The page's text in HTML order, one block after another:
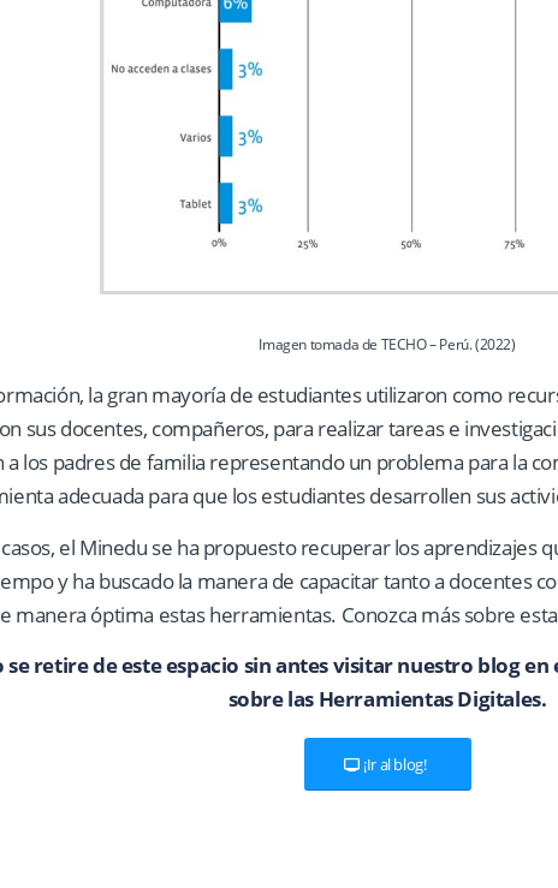
Imagen tomada de TECHO – Perú. (2022)
la gran mayoría de estudiantes utilizaron como
sus docentes, compañeros, para realizar tareas e
los padres de familia representando un problema para la
adecuada para que los estudiantes desarrollen sus
el Minedu se ha propuesto recuperar los aprendizajes
y ha buscado la manera de capacitar tanto a docentes
manera óptima estas herramientas. Conozca más sobre
se retire de este espacio sin antes visitar nuestro blog
sobre las Herramientas Digitales.
¡Ir al blog!